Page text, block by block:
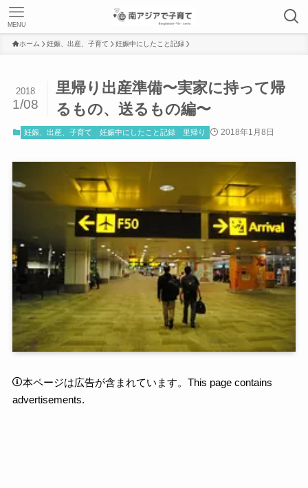
MENU
ホーム 妊娠、出産、子育て 妊娠中にしたこと記録
里帰り出産準備〜実家に持って帰
るもの、送るもの編〜
2018
1/08
妊娠、出産、子育て 妊娠中にしたこと記録 里帰り 2018年1月8日
本ページは広告が含まれています。This page contains
advertisements.